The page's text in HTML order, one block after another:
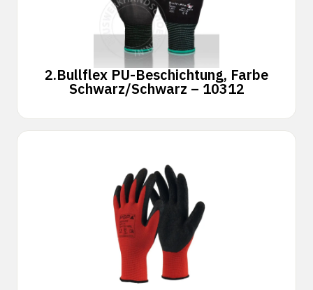
2.Bullflex PU-Beschichtung, Farbe
Schwarz/Schwarz – 10312